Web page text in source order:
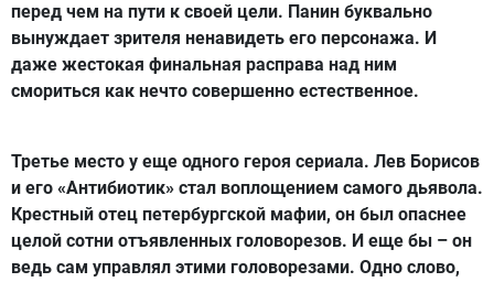
перед чем на пути к своей цели. Панин буквально
вынуждает зрителя ненавидеть его персонажа. И
даже жестокая финальная расправа над ним
смориться как нечто совершенно естественное.
Третье место у еще одного героя сериала. Лев Борисов
и его «Антибиотик» стал воплощением самого дьявола.
Крестный отец петербургской мафии, он был опаснее
целой сотни отъявленных головорезов. И еще бы – он
ведь сам управлял этими головорезами. Одно слово,